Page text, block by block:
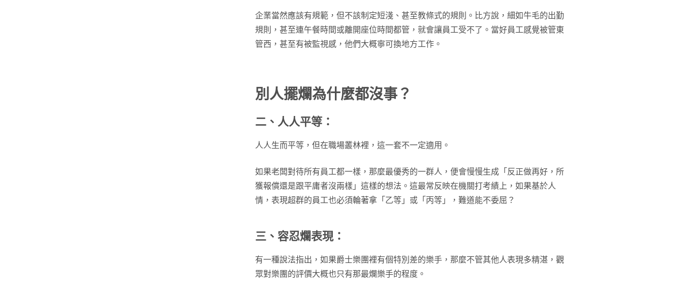
企業當然應該有規範，但不該制定短淺、甚至教條式的規則。比方說，細如牛毛的出勤
規則，甚至連午餐時間或離開座位時間都管，就會讓員工受不了。當好員工感覺被管東
管西，甚至有被監視感，他們大概寧可換地方工作。
別人擺爛為什麼都沒事？
二、人人平等：
人人生而平等，但在職場叢林裡，這一套不一定適用。
如果老闆對待所有員工都一樣，那麼最優秀的一群人，便會慢慢生成「反正做再好，所
獲報償還是跟平庸者沒兩樣」這樣的想法。這最常反映在機關打考績上，如果基於人
情，表現超群的員工也必須輪著拿「乙等」或「丙等」，難道能不委屈？
三、容忍爛表現：
有一種說法指出，如果爵士樂團裡有個特別差的樂手，那麼不管其他人表現多精湛，觀
眾對樂團的評價大概也只有那最爛樂手的程度。